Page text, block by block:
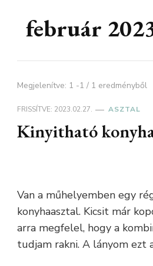
február
Megjelenítve: 1 -1 / 1 eredményből
FRISSÍTVE: 2023.02.27. ASZTAL
Kinyitható
Van a műhelyemben egy
konyhaasztal. Kicsit már
arra megfelel, hogy a
tudjam rakni. A lányom ezt